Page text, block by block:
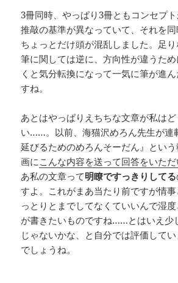
3冊同時、やっぱり3冊ともコンセプ
推敲の基準が異なっていて、それを
ちょっとだけ頭が混乱しました。足
筆に関しては逆に、方向性が違うた
くと気分転換になって一気に筆が進
すね。
あとはやっぱりえちちな文章が私は
い……。以前、海猫沢めろん先生が連
延びるためのめろんそーだん』とい
画にこんな内容を送って回答をいた
あ私の文章って明瞭ですっきりしてる
すよ。これがまあ当たり前ですが情
っとりとまでしてなくていいんで湿
が書きたいものですね……とはいえ少
じゃないかな、と自分では評価して
でしょうね。